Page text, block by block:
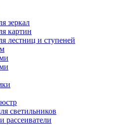
зеркал
картин
лестниц и ступеней
светильников
рассеиватели